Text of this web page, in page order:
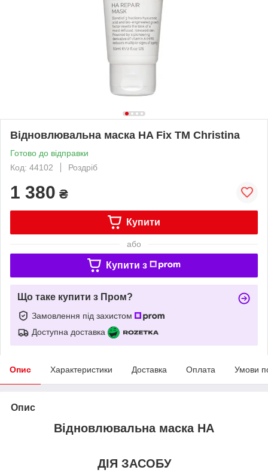
Відновлювальна маска HA Fix TM Christina
Готово до відправки
Код: 44102
Роздріб
1 380 ₴
Купити
або
Купити з
Що таке купити з Пром?
Замовлення під захистом
Доступна доставка
Опис Характеристики Доставка Оплата Умови
Опис
Відновлювальна маска HA
ДІЯ ЗАСОБУ